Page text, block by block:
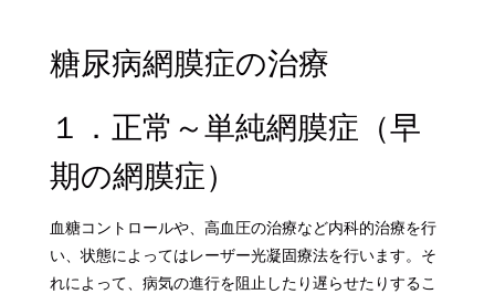
糖尿病網膜症の治療
１．正常～単純網膜症（早
期の網膜症）
血糖コントロールや、高血圧の治療など内科的治療を行
い、状態によってはレーザー光凝固療法を行います。そ
れによって、病気の進行を阻止したり遅らせたりするこ